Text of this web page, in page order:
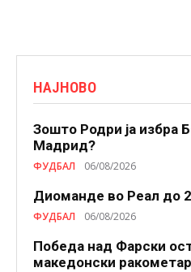
НАЈНОВО
Зошто Родри ја избра
Мадрид?
ФУДБАЛ 06/08/2026
Диоманде во Реал до
ФУДБАЛ 06/08/2026
Победа над Фарски
македонски